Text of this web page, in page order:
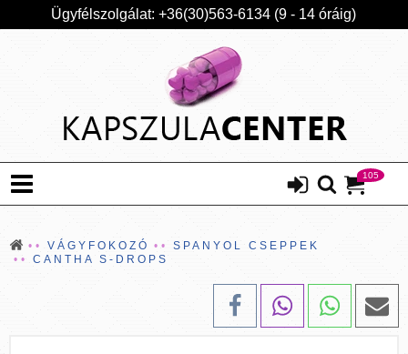
Ügyfélszolgálat: +36(30)563-6134 (9 - 14 óráig)
105
VÁGYFOKOZÓ
SPANYOL CSEPPEK
CANTHA S-DROPS